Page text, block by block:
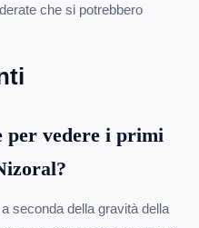
che si potrebbero
per vedere i primi
seconda della gravità della